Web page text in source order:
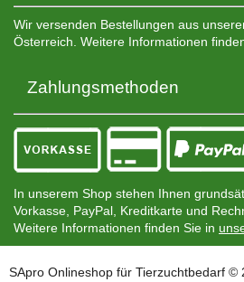
Wir versenden Bestellungen aus
Österreich. Weitere Informationen
Zahlungsmethoden
In unserem Shop stehen Ihnen
Vorkasse, PayPal, Kreditkarte und
Weitere Informationen finden Sie in
SApro Onlineshop für Tierzuchtbedarf ©